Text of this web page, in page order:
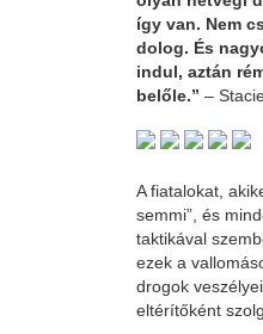
így van. Nem
dolog. És
indul, aztán
belőle.” –
A fiatalokat,
semmi”, és
taktikával
ezek a
drogok
eltérítőként